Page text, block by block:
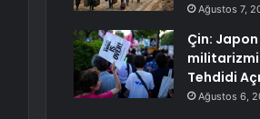
Ağustos 7,
Çin:
militarizmi
Tehdidi
Ağustos 6,